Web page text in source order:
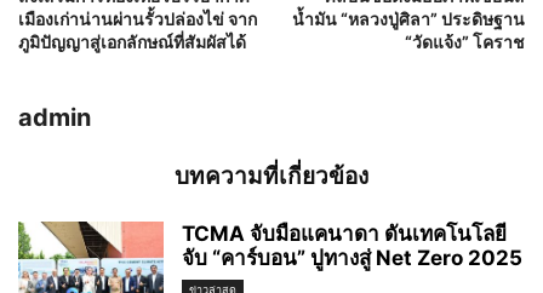
เมืองเก่าน่านผ่านรั้วปล่องไข่ จาก
ภูมิปัญญาสู่เอกลักษณ์ที่สัมผัสได้
น้ำมัน “หลวงปู่ศิลา” ประดิษฐาน
“วัดแจ้ง” โคราช
admin
บทความที่เกี่ยวข้อง
TCMA จับมือแคนาดา ดันเทคโนโลยี
จับ “คาร์บอน” ปูทางสู่ Net Zero 2025
ข่าวล่าสุด